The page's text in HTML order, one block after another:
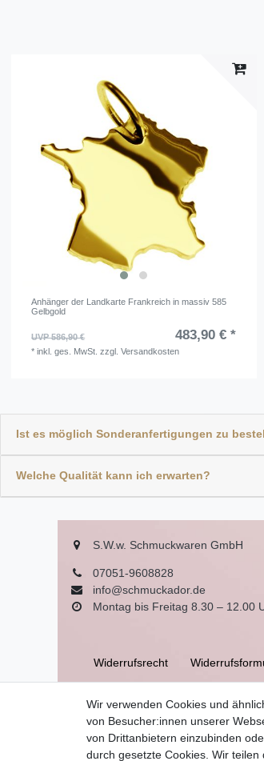
Anhänger der Landkarte Frankreich in massiv 585
Gelbgold
UVP 586,90 € 483,90 € *
*inkl. ges. MwSt. zzgl.Versandkosten
Ist es möglich Sonderanfertigungen zu
Welche Qualität kann ich erwarten?
Wir verwenden Cookies und
von Besucher:innen unserer
von Drittanbietern einzubinden
durch gesetzte Cookies. Wir
S.W.w. Schmuckwaren GmbH
07051-9608828
info@schmuckador.de
Montag bis Freitag 8.30 – 12.00
Widerrufs­recht